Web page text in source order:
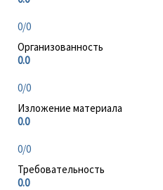
0/0
Организованность
0.0
0/0
Изложение материала
0.0
0/0
Требовательность
0.0